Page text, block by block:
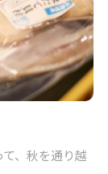
、秋を通り越